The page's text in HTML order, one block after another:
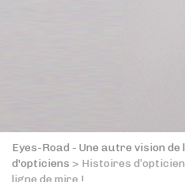
Eyes-Road - Une autre vision de
d'opticiens > Histoires
ligne de mire !